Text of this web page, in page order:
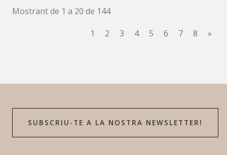
Mostrant de 1 a 20 de 144
1
2 3 4 5 6 7 8 »
SUBSCRIU-TE A LA NOSTRA NEWSLETTER!